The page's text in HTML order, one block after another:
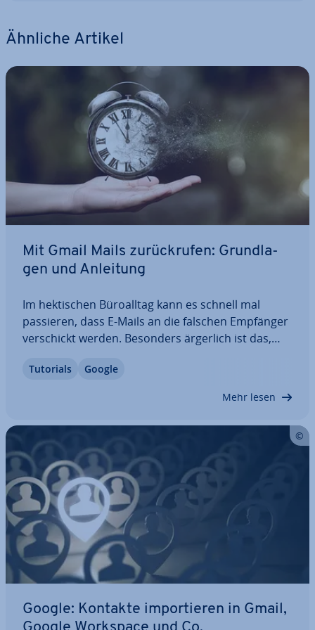
Ähnliche Artikel
Mit Gmail Mails zu­rück­ru­fen: Grund­la­
gen und Anleitung
Im hek­ti­schen Bü­ro­all­tag kann es schnell mal
passieren, dass E-Mails an die falschen Empfänger
ver­schickt werden. Besonders ärgerlich ist das,
Gmail können E-Mails zu­rück­ge­holt werden, sollte
Tutorials Google
Mehr lesen
Google: Kontakte im­por­tie­ren in Gmail,